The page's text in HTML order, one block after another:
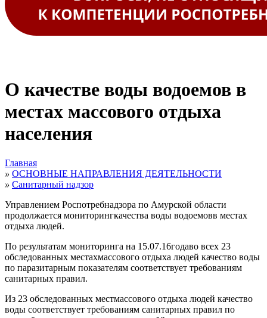
О качестве воды водоемов в
местах массового отдыха
населения
Главная
» ОСНОВНЫЕ НАПРАВЛЕНИЯ ДЕЯТЕЛЬНОСТИ
» Санитарный надзор
Управлением Роспотребнадзора по Амурской области
продолжается мониторингкачества воды водоемовв местах
отдыха людей.
По результатам мониторинга на 15.07.16годаво всех 23
обследованных местахмассового отдыха людей качество воды
по паразитарным показателям соответствует требованиям
санитарных правил.
Из 23 обследованных местмассового отдыха людей качество
воды соответствует требованиям санитарных правил по